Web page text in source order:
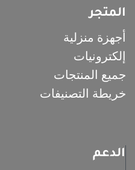
المتجر
أجهزة منزلية
إلكترونيات
جميع المنتجات
خريطة التصنيفات
الدعم